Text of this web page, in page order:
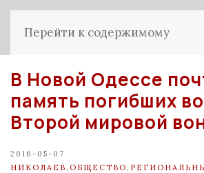
Перейти к содержимому
В Новой Одессе
память погибших
Второй мировой
2016-05-07
НИКОЛАЕВ ОБЩЕСТВО